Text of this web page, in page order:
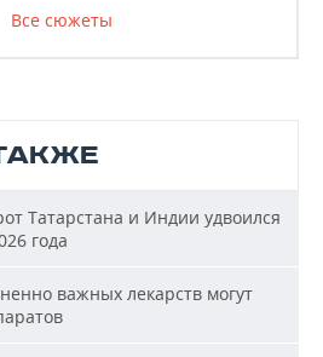
Все сюжеты
Татарстана и Индии удвоился
года
важных лекарств могут